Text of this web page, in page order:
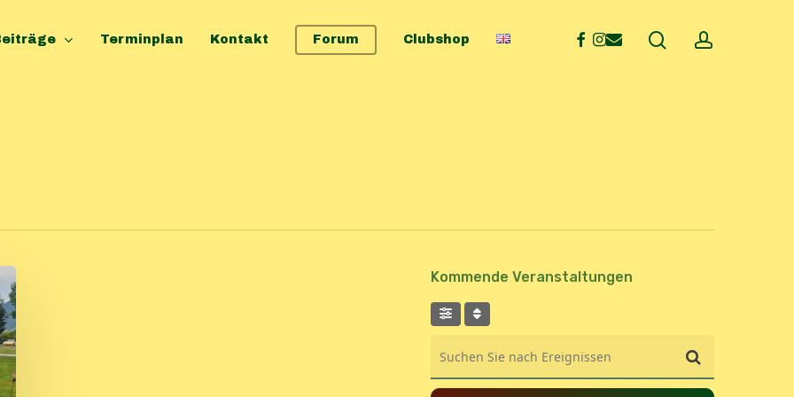
Terminplan Kontakt Forum Clubshop facebook
instagram
email searchaccount
Kommende Veranstaltungen